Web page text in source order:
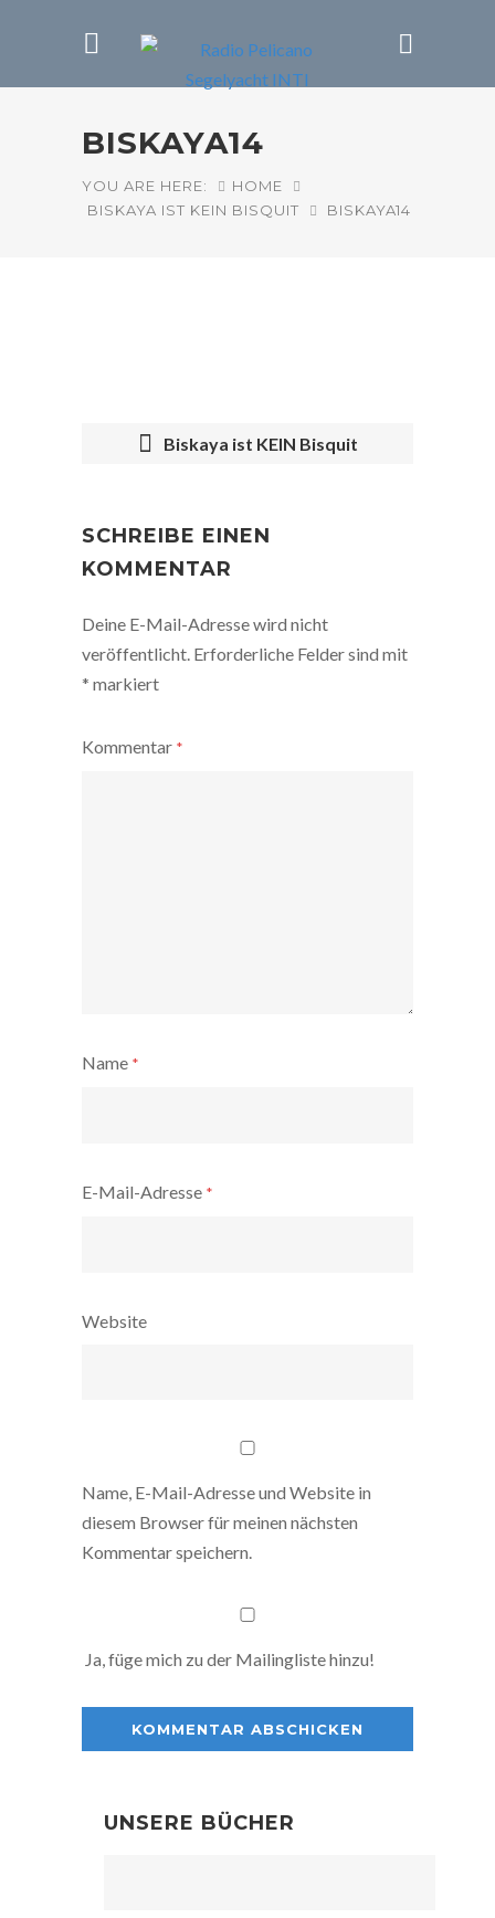
BISKAYA14
YOU ARE HERE:
HOME
BISKAYA IST KEIN BISQUIT
BISKAYA14
NAVIGATION
Biskaya ist KEIN Bisquit
SCHREIBE EINEN
KOMMENTAR
Deine E-Mail-Adresse wird nicht
veröffentlicht. Erforderliche Felder sind mit
* markiert
Kommentar *
Name *
E-Mail-Adresse *
Website
Name, E-Mail-Adresse und Website in
diesem Browser für meinen nächsten
Kommentar speichern.
Ja, füge mich zu der Mailingliste hinzu!
UNSERE BÜCHER